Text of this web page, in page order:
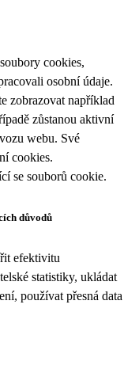
cookies,
osobní údaje.
zobrazovat například
zůstanou aktivní
webu. Své
cookies.
se souborů cookie.
důvodů
efektivitu
statistiky, ukládat
používat přesná data